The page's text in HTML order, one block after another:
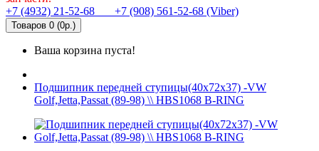
+7 (4932) 21-52-68
+7 (908) 561-52-68 (Viber)
Товаров 0 (0р.)
Ваша корзина пуста!
Подшипник передней ступицы(40x72x37) -VW
Golf,Jetta,Passat (89-98) \\ HBS1068 B-RING